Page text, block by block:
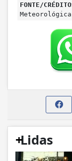
FONTE/
Meteorológica
+
Lidas